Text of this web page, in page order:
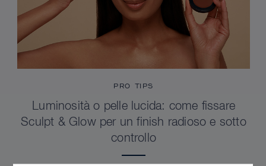
PRO TIPS
Luminosità o pelle lucida: come fissare
Sculpt & Glow per un finish radioso e sotto
controllo